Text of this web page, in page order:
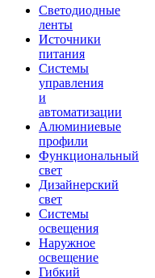
Светодиодные
ленты
Источники
питания
Системы
управления
и
автоматизации
Алюминиевые
профили
Функциональный
свет
Дизайнерский
свет
Системы
освещения
Наружное
освещение
Гибкий